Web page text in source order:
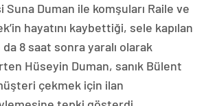
Duman ile komşuları Raile ve
hayatını kaybettiği, sele kapılan
da 8 saat sonra yaralı olarak
Hüseyin Duman, sanık Bülent
çekmek için ilan